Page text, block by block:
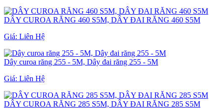
DÂY CUROA RĂNG 460 S5M, DÂY ĐAI RĂNG 460 S5M
Giá: Liên Hệ
Dây curoa răng 255 - 5M, Dây đai răng 255 - 5M
Giá: Liên Hệ
DÂY CUROA RĂNG 285 S5M, DÂY ĐAI RĂNG 285 S5M